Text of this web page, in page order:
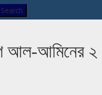
আল-আমিনের ২